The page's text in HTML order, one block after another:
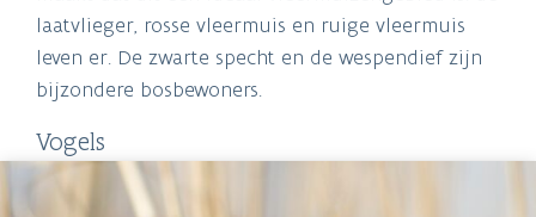
laatvlieger, rosse vleermuis en ruige vleermuis
leven er. De zwarte specht en de wespendief zijn
bijzondere bosbewoners.
Vogels